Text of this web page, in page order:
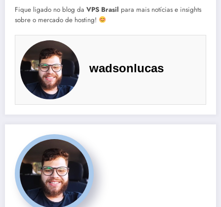
Fique ligado no blog da VPS Brasil para mais notícias e insights
sobre o mercado de hosting!
wadsonlucas